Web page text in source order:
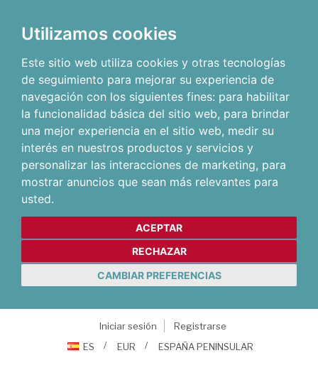
Utilizamos cookies
Este sitio web utiliza cookies y otras tecnologías
de seguimiento para mejorar su experiencia de
navegación con los siguientes fines: para habilitar
la funcionalidad básica del sitio web, para brindar
una mejor experiencia en el sitio web, medir su
interés en nuestros productos y servicios y
personalizar las interacciones de marketing, para
mostrar anuncios que sean más relevantes para
usted.
ACEPTAR
RECHAZAR
CAMBIAR PREFERENCIAS
Iniciar sesión
Registrarse
ES
EUR ESPAÑA PENINSULAR